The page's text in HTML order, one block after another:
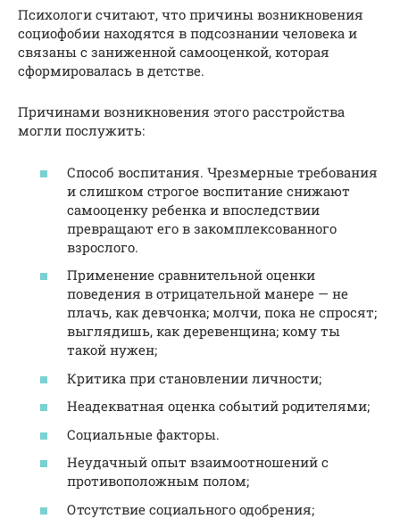
Психологи считают, что причины возникновения
социофобии находятся в подсознании человека и
связаны с заниженной самооценкой, которая
сформировалась в детстве.
Причинами возникновения этого расстройства
могли послужить:
Способ воспитания. Чрезмерные требования
и слишком строгое воспитание снижают
самооценку ребенка и впоследствии
превращают его в закомплексованного
взрослого.
Применение сравнительной оценки
поведения в отрицательной манере — не
плачь, как девчонка; молчи, пока не спросят;
выглядишь, как деревенщина; кому ты
такой нужен;
Критика при становлении личности;
Неадекватная оценка событий родителями;
Социальные факторы.
Неудачный опыт взаимоотношений с
противоположным полом;
Отсутствие социального одобрения;